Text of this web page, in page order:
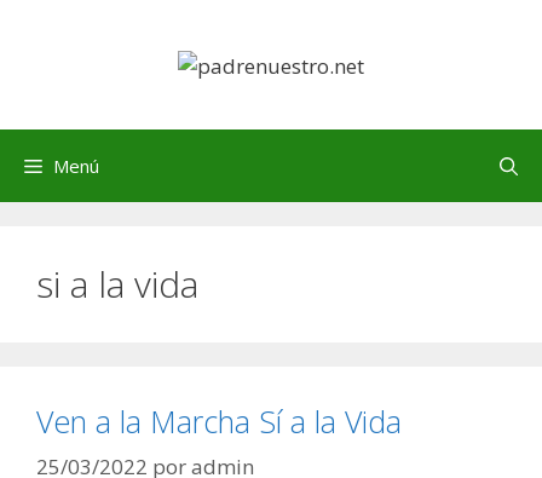
Menú
si a la vida
Ven a la Marcha Sí a la Vida
25/03/2022 poradmin